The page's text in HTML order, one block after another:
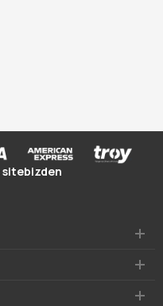
sitebizden